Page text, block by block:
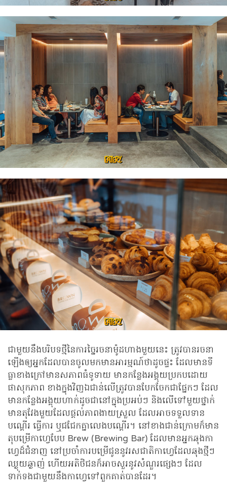
ជាមួយនឹងបរិបទថ្មីនៃការច្នៃរចនាម៉ូដហាងមួយនេះ ត្រូវបានរចនា
ឡើងឲ្យអ្នកដែលបានចូលមកមានអារម្មណ៍ថាដូចផ្ទះ ដែលមានទី
ធ្លាខាងក្រៅមានសភាពធំទូទាយ មានកន្លែងអង្គុយប្រកបដោយ
ផាសុកភាព ខាងក្នុងវិញឯជាន់លើត្រូវបានបែកចែកជាផ្នែកៗ ដែល
មានកន្លែងអង្គុយហាក់ដូចជានៅក្នុងប្រអប់ៗ និងលើទៅមួយថ្នាក់
មានតុវែងមួយដែលផ្តល់ភាពងាយស្រួល ដែលអាចទទួលទាន
បណ្តើរ ធ្វើការ ឬជជែកគ្នាលេងបណ្តើរ។ នៅខាងជាន់ក្រោមក៏មាន
តុបម្រើកាហ្វេបែប Brew (Brewing Bar) ដែលមានអ្នកឆុងកា
ហ្វេដ៏ជំនាញ នៅប្រចាំការបម្រើជូននូវរសជាតិកាហ្វេដែលឆុងថ្មីៗ
ឈ្ងុយឆ្ងាញ់ ហើយអតិថិជនក៏អាចសួរនូវសំណួរផ្សេងៗ ដែល
ទាក់ទងជាមួយនឹងកាហ្វេទៅពួកគាត់បានដែរ។